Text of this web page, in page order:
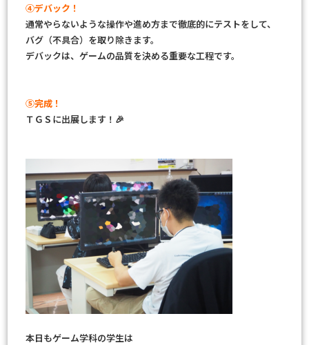
④デバック！
通常やらないような操作や進め方まで徹底的にテストをして、
バグ（不具合）を取り除きます。
デバックは、ゲームの品質を決める重要な工程です。
⑤完成！
ＴＧＳに出展します！🎉
本日もゲーム学科の学生は